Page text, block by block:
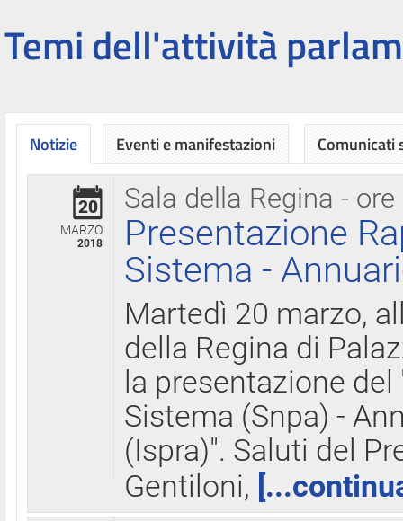
Temi dell'attività
Notizie
Sala della Regina - ore
20
MARZO
2018
Presentazione
Sistema -
Martedì 20 marzo,
della Regina di
la presentazione
Sistema (Snpa) -
(Ispra)". Saluti del
Gentiloni,
Eventi e manifestazioni Comunicati